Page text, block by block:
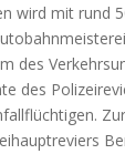
wird mit rund
des
des